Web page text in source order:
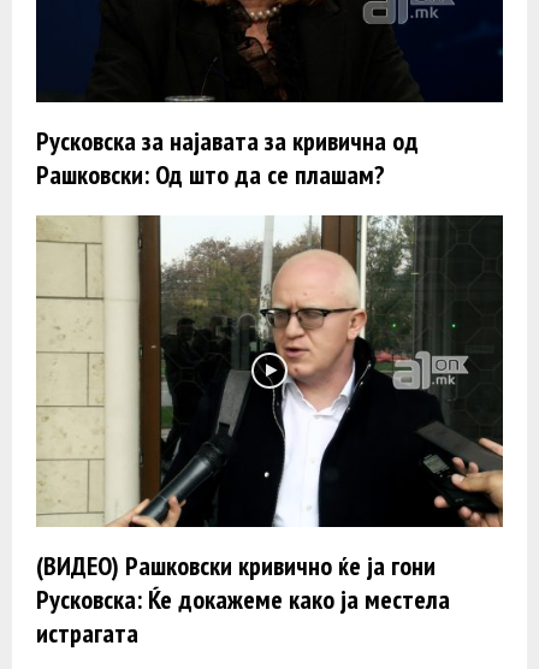
Русковска за најавата за кривична од
Рашковски: Од што да се плашам?
(ВИДЕО) Рашковски кривично ќе ја гони
Русковска: Ќе докажеме како ја местела
истрагата